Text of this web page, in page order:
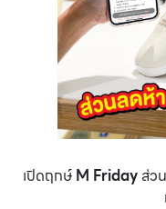
เปิดฤกษ์ M Friday ส่ว